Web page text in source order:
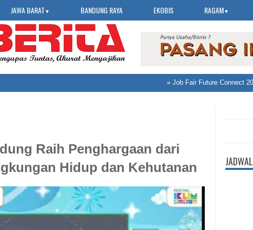
JAWA BARAT ▼ BANDUNG RAYA EKOBIS RAGAM▼
Job Fair Future Connect 2026
Raih Penghargaan dari
Hidup dan Kehutanan